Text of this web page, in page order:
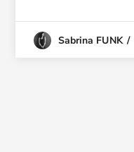
Sabrina FUNK